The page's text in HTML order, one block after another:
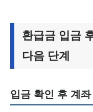
환급금 입금
다음 단계
입금 확인 후 계